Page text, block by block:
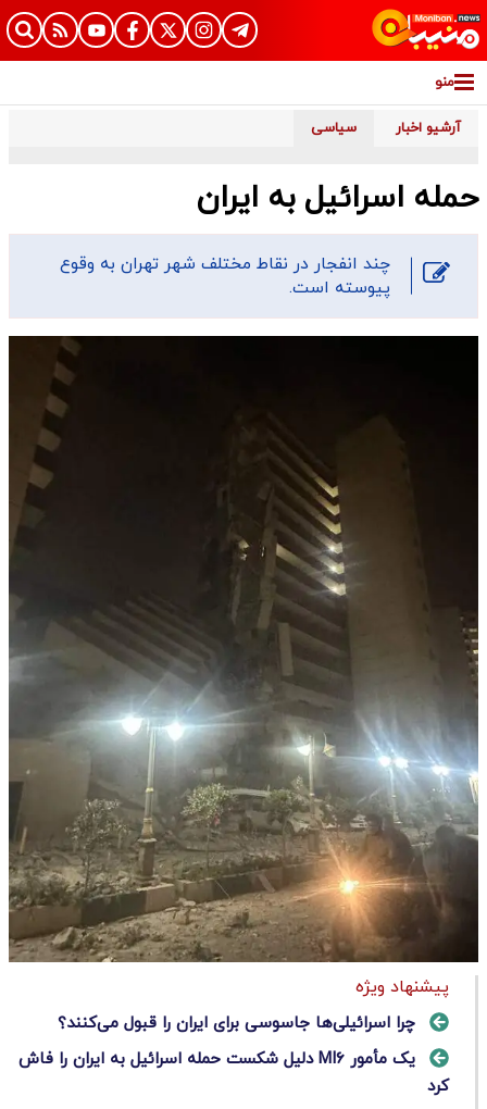
منو
آرشیو اخبار سیاسی
حمله اسرائیل به ایران
چند انفجار در نقاط مختلف شهر تهران به وقوع
پیوسته است.
پیشنهاد ویژه
چرا اسرائیلی‌ها جاسوسی برای ایران را قبول می‌کنند؟
یک مأمور MI۶ دلیل شکست حمله اسرائیل به ایران را فاش
کرد